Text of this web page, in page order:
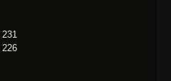
231
226